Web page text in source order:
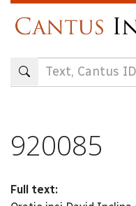
content
920085
Full text: